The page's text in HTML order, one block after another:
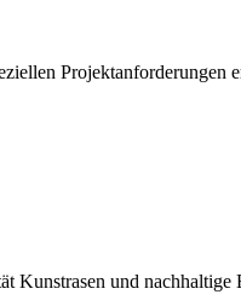
Projektanforderungen
Kunstrasen und nachhaltige